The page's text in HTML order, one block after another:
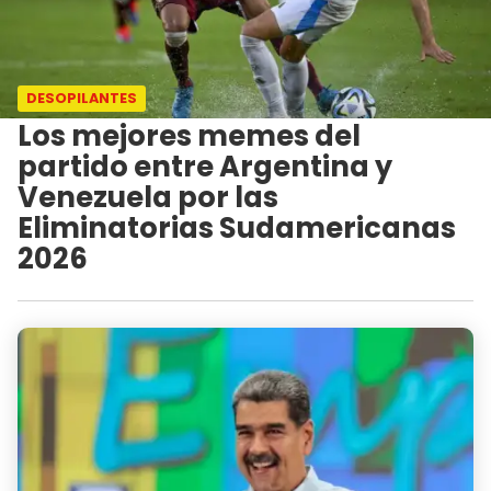
DESOPILANTES
Los mejores memes del
partido entre Argentina y
Venezuela por las
Eliminatorias Sudamericanas
2026